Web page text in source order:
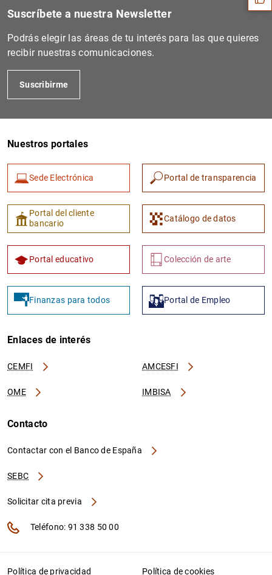
1 2
Suscríbete a nuestra Newsletter
Podrás elegir las áreas de tu interés para las que quieres
recibir nuestras comunicaciones.
Suscribirme
Nuestros portales
Sede Electrónica Portal de transparencia
Portal del cliente
bancario
Catálogo de datos
Portal educativo Colección de arte
Finanzas para todos Portal de Empleo
Enlaces de interés
CEMFI AMCESFI
OME IMBISA
Contacto
Contactar con el Banco de España
SEBC
Solicitar cita previa
Teléfono: 91 338 50 00
Política de privacidad Política de cookies